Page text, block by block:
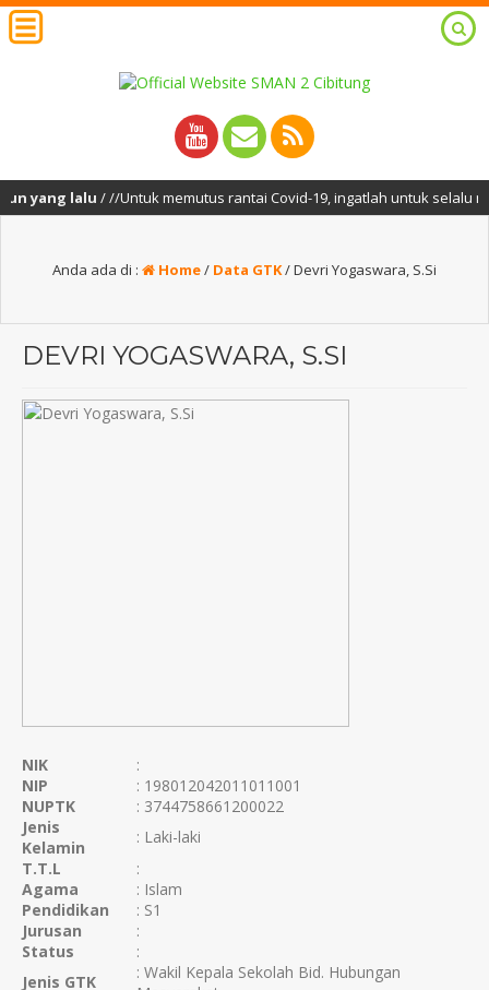
yang lalu/ //Untuk memutus rantai Covid-19, ingatlah untuk selalu
Anda ada di : Home/ Data GTK/Devri Yogaswara, S.Si
DEVRI YOGASWARA, S.SI
NIK
:
NIP
: 198012042011011001
NUPTK
: 3744758661200022
Jenis
Kelamin
: Laki-laki
T.T.L
:
Agama
: Islam
Pendidikan
: S1
Jurusan
:
Status
:
Jenis GTK
: Wakil Kepala Sekolah Bid. Hubungan